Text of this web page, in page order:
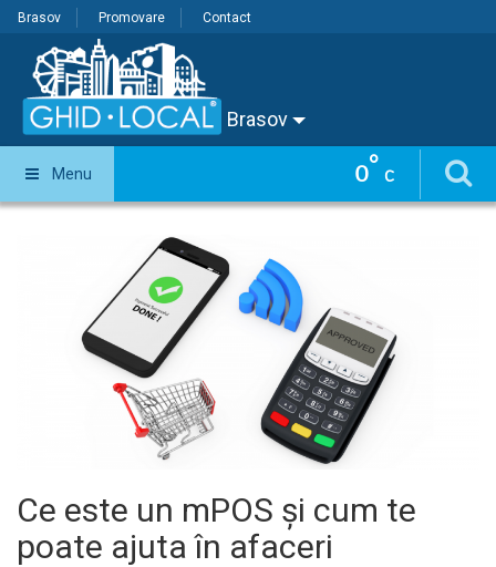
Brasov Promovare Contact
Brasov
0° C
Menu
Ce este un mPOS și cum te
poate ajuta în afaceri